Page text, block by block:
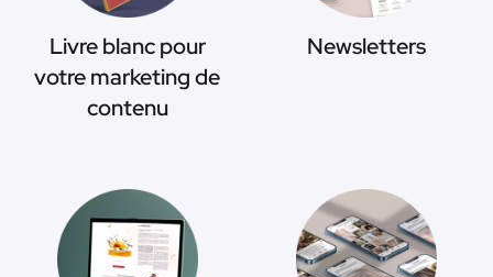
Livre blanc pour
votre marketing de
contenu
Newsletters